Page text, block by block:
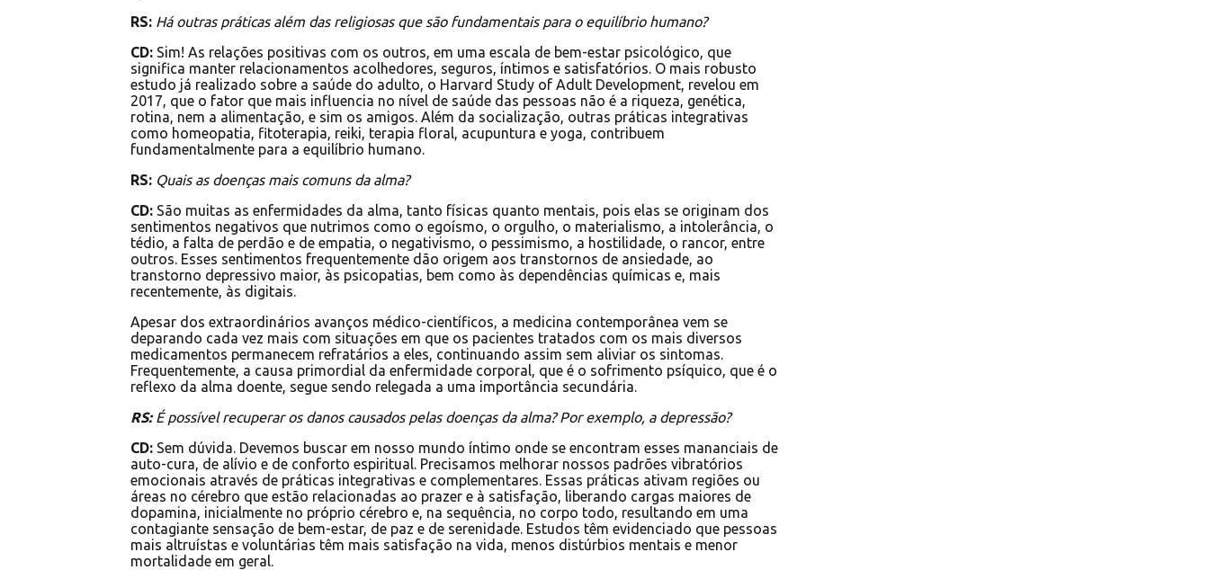
RS: Há outras práticas além das religiosas que são fundamentais para o equilíbrio humano?
CD: Sim! As relações positivas com os outros, em uma escala de bem-estar psicológico, que
significa manter relacionamentos acolhedores, seguros, íntimos e satisfatórios. O mais robusto
estudo já realizado sobre a saúde do adulto, o Harvard Study of Adult Development, revelou em
2017, que o fator que mais influencia no nível de saúde das pessoas não é a riqueza, genética,
rotina, nem a alimentação, e sim os amigos. Além da socialização, outras práticas integrativas
como homeopatia, fitoterapia, reiki, terapia floral, acupuntura e yoga, contribuem
fundamentalmente para a equilíbrio humano.
RS: Quais as doenças mais comuns da alma?
CD: São muitas as enfermidades da alma, tanto físicas quanto mentais, pois elas se originam dos
sentimentos negativos que nutrimos como o egoísmo, o orgulho, o materialismo, a intolerância, o
tédio, a falta de perdão e de empatia, o negativismo, o pessimismo, a hostilidade, o rancor, entre
outros. Esses sentimentos frequentemente dão origem aos transtornos de ansiedade, ao
transtorno depressivo maior, às psicopatias, bem como às dependências químicas e, mais
recentemente, às digitais.
Apesar dos extraordinários avanços médico-científicos, a medicina contemporânea vem se
deparando cada vez mais com situações em que os pacientes tratados com os mais diversos
medicamentos permanecem refratários a eles, continuando assim sem aliviar os sintomas.
Frequentemente, a causa primordial da enfermidade corporal, que é o sofrimento psíquico, que é o
reflexo da alma doente, segue sendo relegada a uma importância secundária.
RS:É possível recuperar os danos causados pelas doenças da alma? Por exemplo, a depressão?
CD: Sem dúvida. Devemos buscar em nosso mundo íntimo onde se encontram esses mananciais de
auto-cura, de alívio e de conforto espiritual. Precisamos melhorar nossos padrões vibratórios
emocionais através de práticas integrativas e complementares. Essas práticas ativam regiões ou
áreas no cérebro que estão relacionadas ao prazer e à satisfação, liberando cargas maiores de
dopamina, inicialmente no próprio cérebro e, na sequência, no corpo todo, resultando em uma
contagiante sensação de bem-estar, de paz e de serenidade. Estudos têm evidenciado que pessoas
mais altruístas e voluntárias têm mais satisfação na vida, menos distúrbios mentais e menor
mortalidade em geral.